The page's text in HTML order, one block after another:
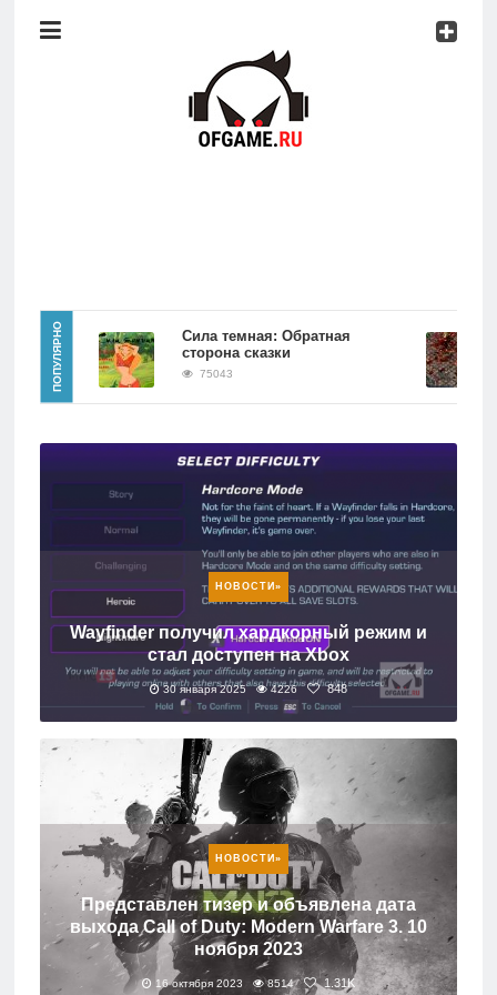
Консоли
Главная
Новости
Мобильное
Культовые
игры
ПОПУЛЯРНО
Сила темная: Обратная
сторона сказки
75043
Alien
60760
НОВОСТИ»
Wayfinder получил хардкорный режим и
стал доступен на Xbox
30 января 2025 4226 848
НОВОСТИ»
Представлен тизер и объявлена дата
выхода Call of Duty: Modern Warfare 3. 10
ноября 2023
16 октября 2023 8514 1.31K